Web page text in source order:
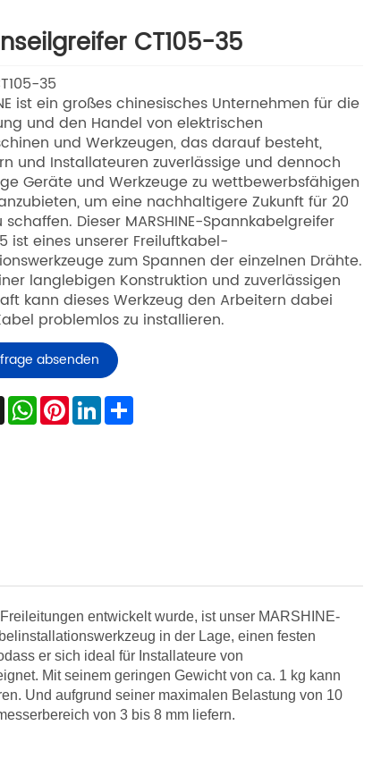
CT105-35
35
ist ein großes chinesisches Unternehmen für die
und den Handel von elektrischen
und Werkzeugen, das darauf besteht,
und Installateuren zuverlässige und dennoch
Geräte und Werkzeuge zu wettbewerbsfähigen
um eine nachhaltigere Zukunft für 20
schaffen. Dieser MARSHINE-Spannkabelgreifer
ist eines unserer Freiluftkabel-
zum Spannen der einzelnen Drähte.
langlebigen Konstruktion und zuverlässigen
kann dieses Werkzeug den Arbeitern dabei
problemlos zu installieren.
absenden
X WhatsApp
Pinterest
LinkedInShare
entwickelt wurde, ist unser MARSHINE-
in der Lage, einen festen
er sich ideal für Installateure von
Mit seinem geringen Gewicht von ca. 1 kg kann
Und aufgrund seiner maximalen Belastung von 10
von 3 bis 8 mm liefern.